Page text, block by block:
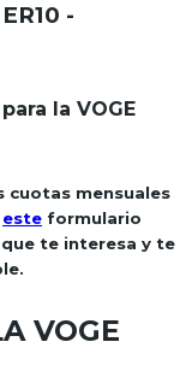
-
la VOGE
cuotas mensuales
este formulario
te interesa y te
VOGE